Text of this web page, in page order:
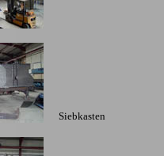
Siebkasten